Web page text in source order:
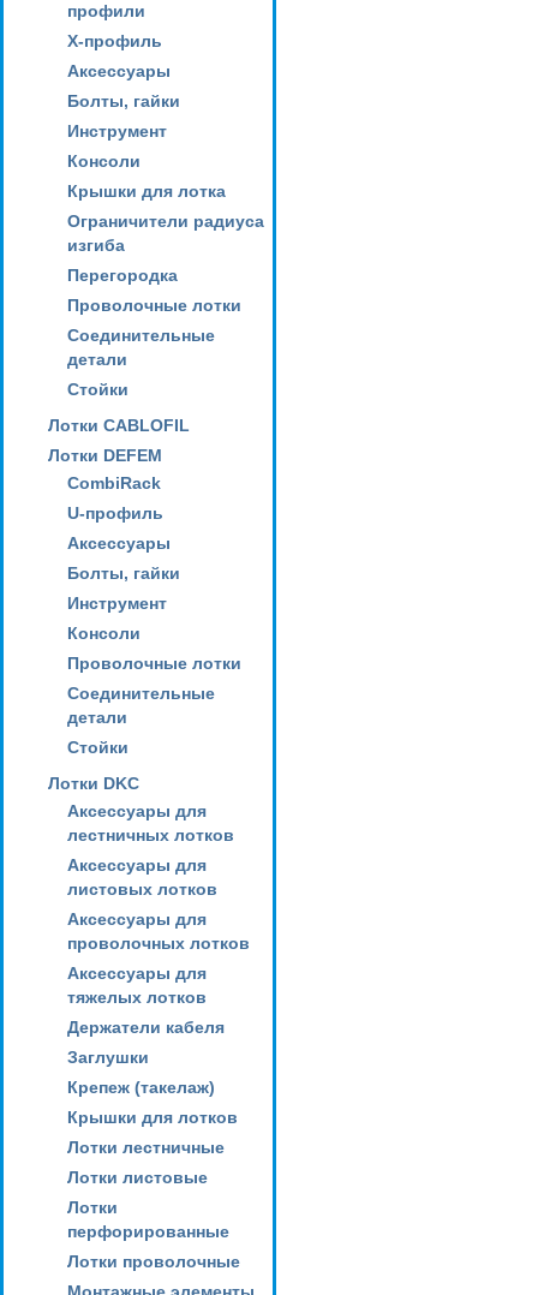
профили
X-профиль
Аксессуары
Болты, гайки
Инструмент
Консоли
Крышки для лотка
Ограничители радиуса
изгиба
Перегородка
Проволочные лотки
Соединительные
детали
Стойки
Лотки CABLOFIL
Лотки DEFEM
CombiRack
U-профиль
Аксессуары
Болты, гайки
Инструмент
Консоли
Проволочные лотки
Соединительные
детали
Стойки
Лотки DKC
Аксессуары для
лестничных лотков
Аксессуары для
листовых лотков
Аксессуары для
проволочных лотков
Аксессуары для
тяжелых лотков
Держатели кабеля
Заглушки
Крепеж (такелаж)
Крышки для лотков
Лотки лестничные
Лотки листовые
Лотки
перфорированные
Лотки проволочные